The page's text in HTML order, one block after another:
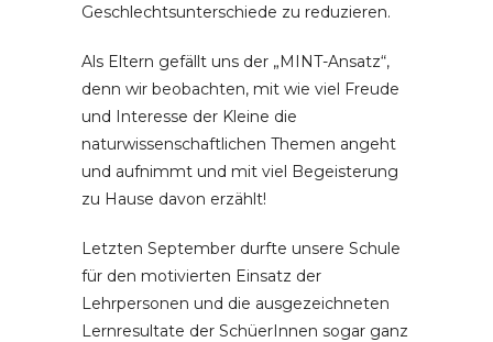
Geschlechtsunterschiede zu reduzieren.
Als Eltern gefällt uns der „MINT-Ansatz“,
denn wir beobachten, mit wie viel Freude
und Interesse der Kleine die
naturwissenschaftlichen Themen angeht
und aufnimmt und mit viel Begeisterung
zu Hause davon erzählt!
Letzten September durfte unsere Schule
für den motivierten Einsatz der
Lehrpersonen und die ausgezeichneten
Lernresultate der SchüerInnen sogar ganz